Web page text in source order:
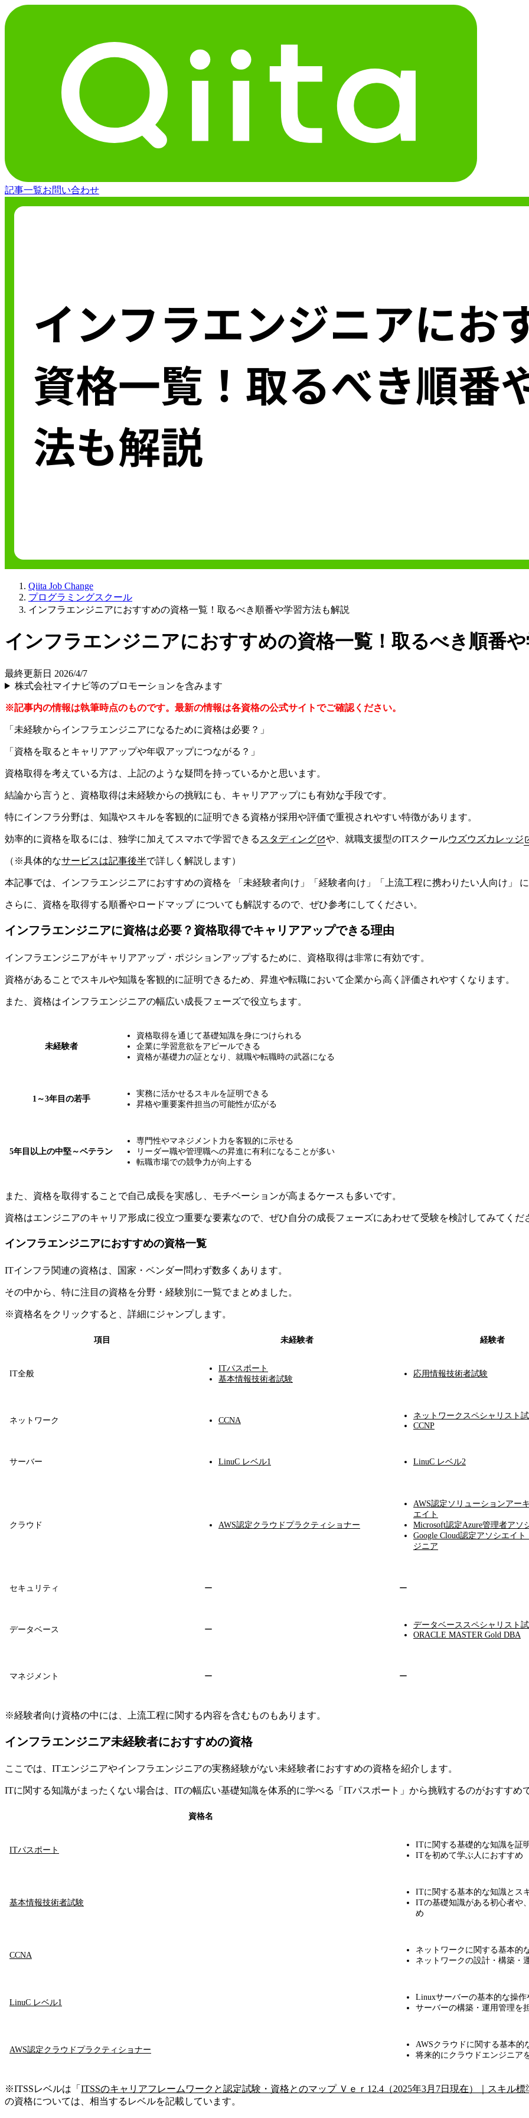
記事一覧お問い合わせ
Qiita Job Change
プログラミングスクール
インフラエンジニアにおすすめの資格一覧！取るべき順番や学習方法も解説
インフラエンジニアにおすすめの資格一覧！取るべき順番
最終更新日 2026/4/7
株式会社マイナビ等のプロモーションを含みます
※記事内の情報は執筆時点のものです。最新の情報は各資格の公式サイトでご確認ください。
「未経験からインフラエンジニアになるために資格は必要？」
「資格を取るとキャリアアップや年収アップにつながる？」
資格取得を考えている方は、上記のような疑問を持っているかと思います。
結論から言うと、 資格取得は未経験からの挑戦にも、キャリアアップにも有効な手段です。
特にインフラ分野は、知識やスキルを客観的に証明できる資格が採用や評価で重視されやすい特徴があります。
効率的に資格を取るには、独学に加えてスマホで学習できる スタディング や、就職支援型のITスクールウズウズカレッジ
（※具体的なサービスは記事後半で詳しく解説します）
本記事では、インフラエンジニアにおすすめの資格を 「未経験者向け」「経験者向け」「上流工程に携わりたい人向け」
さらに、資格を取得する順番やロードマップ についても解説するので、ぜひ参考にしてください。
インフラエンジニアに資格は必要？資格取得でキャリアアップできる理由
インフラエンジニアがキャリアアップ・ポジションアップするために、資格取得は非常に有効です。
資格があることでスキルや知識を客観的に証明できるため、 昇進や転職において企業から高く評価されやすくなります。
また、資格はインフラエンジニアの幅広い成長フェーズで役立ちます。
未経験者
資格取得を通じて基礎知識を身につけられる
企業に学習意欲をアピールできる
資格が基礎力の証となり、就職や転職時の武器になる
1～3年目の若手
実務に活かせるスキルを証明できる
昇格や重要案件担当の可能性が広がる
5年目以上の中堅～ベテラン
専門性やマネジメント力を客観的に示せる
リーダー職や管理職への昇進に有利になることが多い
転職市場での競争力が向上する
また、資格を取得することで自己成長を実感し、モチベーションが高まるケースも多いです。
資格はエンジニアのキャリア形成に役立つ重要な要素なので、ぜひ自分の成長フェーズにあわせて受験を検討してみてくだ
インフラエンジニアにおすすめの資格一覧
ITインフラ関連の資格は、国家・ベンダー問わず数多くあります。
その中から、特に注目の資格を分野・経験別に一覧でまとめました。
※資格名をクリックすると、詳細にジャンプします。
項目 未経験者 経験者
IT全般
ITパスポート
基本情報技術者試験
応用情報技術者試験
ネットワーク CCNA
ネットワークスペシャリスト
CCNP
サーバー LinuC レベル1 LinuC レベル2
クラウド AWS認定クラウドプラクティショナー
AWS認定ソリューションアー
エイト
Microsoft認定Azure管理者アソ
Google Cloud認定アソシエイ
ジニア
セキュリティ ー ー
データベース ー
データベーススペシャリスト
ORACLE MASTER Gold DBA
マネジメント ー ー
※経験者向け資格の中には、上流工程に関する内容を含むものもあります。
インフラエンジニア未経験者におすすめの資格
ここでは、ITエンジニアやインフラエンジニアの実務経験がない未経験者におすすめの資格を紹介します。
ITに関する知識がまったくない場合は、ITの幅広い基礎知識を体系的に学べる「ITパスポート」から挑戦するのがおすすめ
資格名
ITパスポート
ITに関する基礎的な知識を証
ITを初めて学ぶ人におすすめ
基本情報技術者試験
ITに関する基本的な知識とス
ITの基礎知識がある初心者や
め
CCNA
ネットワークに関する基本的
ネットワークの設計・構築・
LinuC レベル1
Linuxサーバーの基本的な操
サーバーの構築・運用管理を
AWS認定クラウドプラクティショナー
AWSクラウドに関する基本的
将来的にクラウドエンジニア
※ITSSレベルは「 ITSSのキャリアフレームワークと認定試験・資格とのマップ Ｖｅｒ12.4（2025年3月7日現在）｜スキル
の資格については、相当するレベルを記載しています。